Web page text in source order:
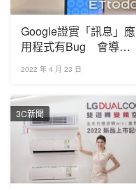
Google證實「訊息」應
用程式有Bug 會導致
手機電力耗盡並發燙
2022 年 4 月 23 日
3C新聞